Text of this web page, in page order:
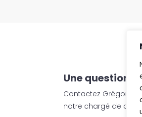
Une question ?
Contactez Grégory
notre chargé de